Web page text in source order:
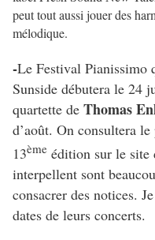
peut tout aussi jouer des
mélodique.
-Le Festival Pianissimo
Sunside débutera le 24
quartette de Thomas
d’août. On consultera
13ème édition sur le site
interpellent sont
consacrer des notices.
dates de leurs concerts.